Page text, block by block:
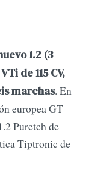
1.2 (3
de 115 CV,
marchas. En
europea GT
Puretch de
Tiptronic de